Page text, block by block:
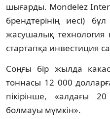
шығарды. Mondelez
брендтерінің иесі)
жасушалық технология
стартапқа инвестиция
Соңғы бір жылда
тоннасы 12 000
пікірінше, «алдағы
болмауы мүмкін».